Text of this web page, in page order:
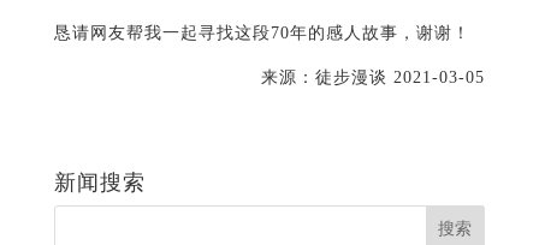
多市长候选人龚晓华（Xiaohua Gong）答谢联欢会今
日在加拿大国家电视台演播厅举行，龚晓华竞选团队